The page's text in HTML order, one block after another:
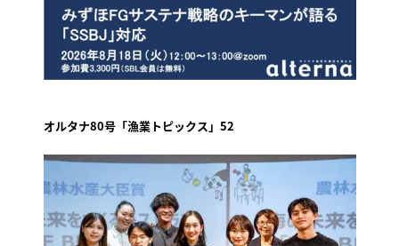
オルタナ80号「漁業トピックス」52